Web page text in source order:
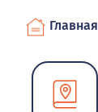
Главная